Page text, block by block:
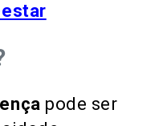
pode ser